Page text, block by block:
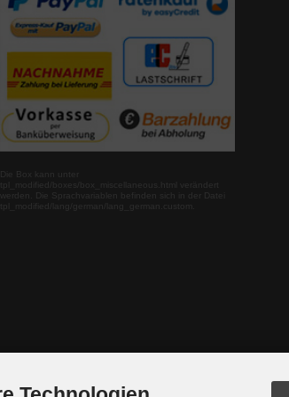
Die Box kann unter
tpl_modified/boxes/box_miscellaneous.html verändert
werden. Die Sprachvariablen befinden sich in der Datei